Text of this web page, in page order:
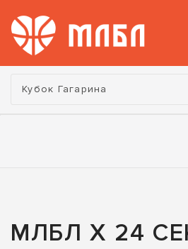
Турнир:
Кубок Гагарина
МЛБЛ Х 24